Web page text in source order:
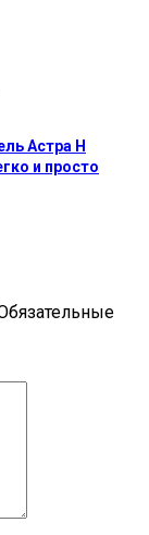
Астра Н
и просто